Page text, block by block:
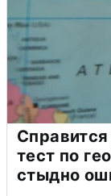
тест по
стыдно